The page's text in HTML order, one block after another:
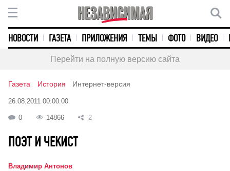
НОВОСТИ ГАЗЕТА ПРИЛОЖЕНИЯ ТЕМЫ ФОТО ВИДЕО
Перейти на полную версию сайта
Газета История Интернет-версия
26.08.2011 00:00:00
0 14866 2
ПОЭТ И ЧЕКИСТ
Владимир Антонов